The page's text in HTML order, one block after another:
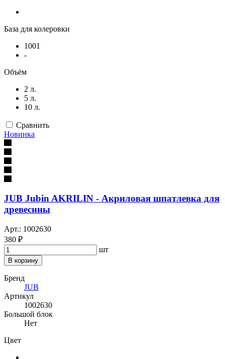
База для колеровки
1001
-
Объём
2 л.
5 л.
10 л.
Сравнить
Новинка
JUB Jubin AKRILIN - Акриловая шпатлевка для
древесины
Арт.: 1002630
380 ₽
шт
В корзину
Бренд
JUB
Артикул
1002630
Большой блок
Нет
Цвет